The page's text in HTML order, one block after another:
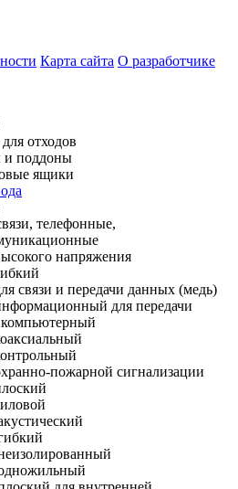
Карта сайта О разработчике
отходов
и поддоны
ящики
телефонные,
напряжения
связи и передачи данных (медь)
для передачи
пожарной сигнализации